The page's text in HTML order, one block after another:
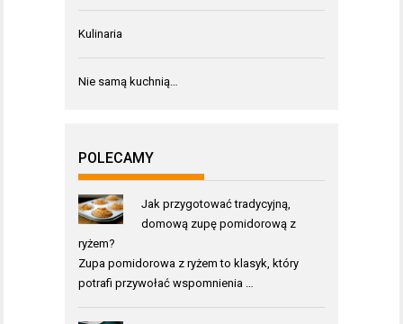
Kulinaria
Nie samą kuchnią…
POLECAMY
Jak przygotować tradycyjną,
domową zupę pomidorową z
ryżem?
Zupa pomidorowa z ryżem to klasyk, który
potrafi przywołać wspomnienia …